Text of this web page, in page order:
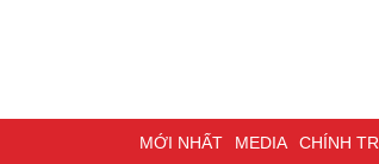
MỚI NHẤT MEDIA CHÍNH